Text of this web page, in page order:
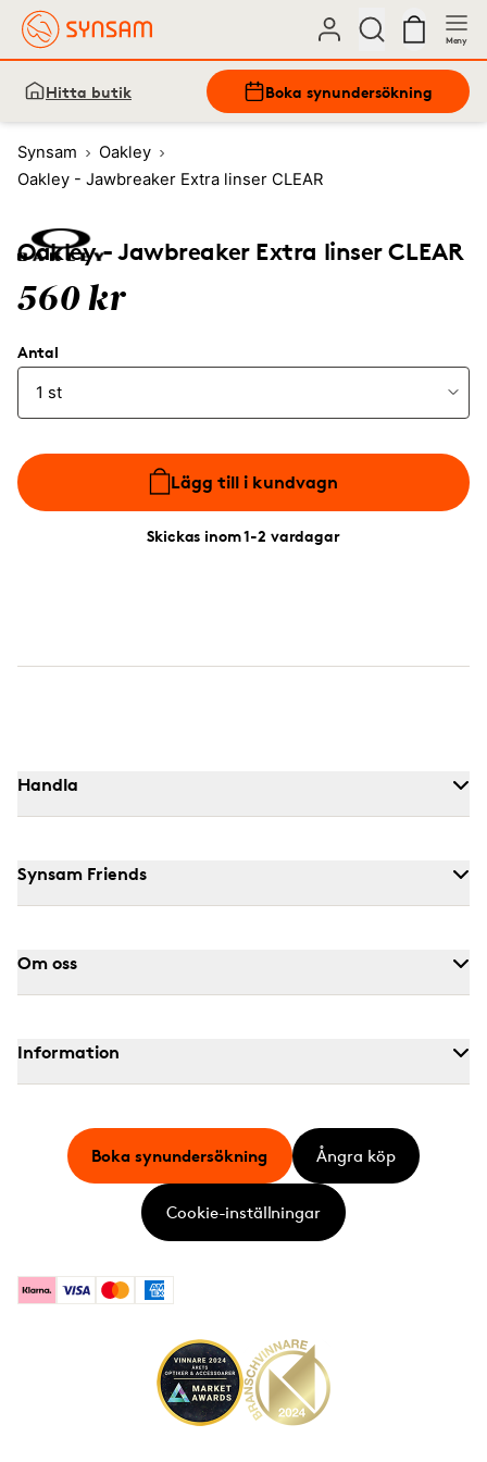
Meny
Hitta butik Boka synundersökning
Synsam
Oakley
Oakley - Jawbreaker Extra linser CLEAR
Oakley - Jawbreaker Extra linser CLEAR
560 kr
Antal
Lägg till i kundvagn
Skickas inom 1-2 vardagar
Handla
Synsam Friends
Om oss
Information
KlarnaVisa MastercardAmerican Express
Boka synundersökning Ångra köp
Cookie-inställningar